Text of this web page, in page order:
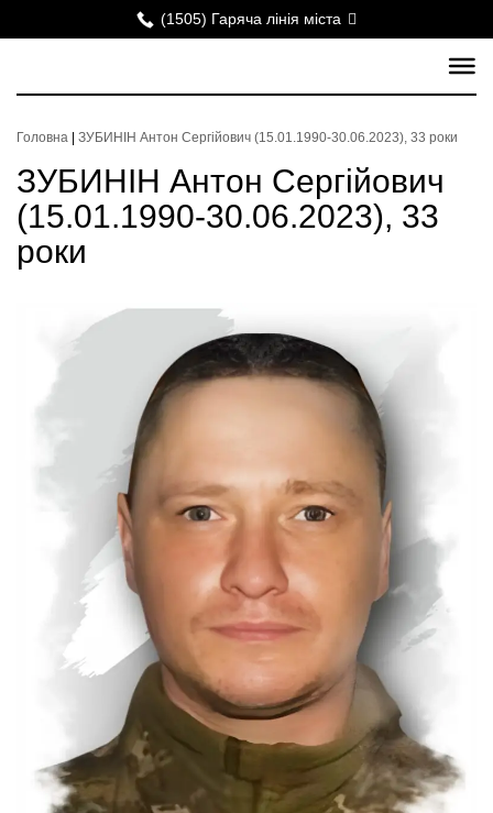
(1505) Гаряча лінія міста
Головна ЗУБИНІН Антон Сергійович (15.01.1990-30.06.2023), 33 роки
ЗУБИНІН Антон Сергійович
(15.01.1990-30.06.2023), 33
роки